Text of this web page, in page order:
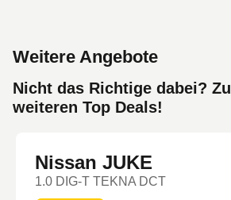
Weitere Angebote
Nicht das Richtige dabei? Zu
weiteren Top Deals!
Nissan JUKE
1.0 DIG-T TEKNA DCT